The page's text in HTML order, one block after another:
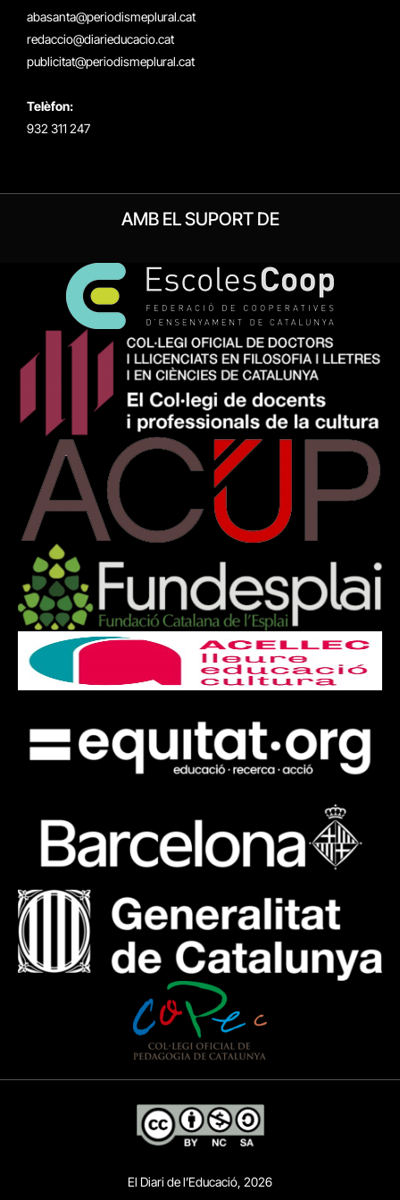
abasanta@periodismeplural.cat
redaccio@diarieducacio.cat
publicitat@periodismeplural.cat
Telèfon:
932 311 247
AMB EL SUPORT DE
El Diari de l’Educació, 2026